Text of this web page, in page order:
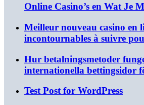
Online Casino’s en Wat Je
Meilleur nouveau casino en
incontournables à suivre
Hur betalningsmetoder
internationella bettingsidor
Test Post for WordPress